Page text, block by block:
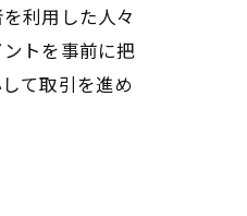
利用した人々
トを事前に把
て取引を進め